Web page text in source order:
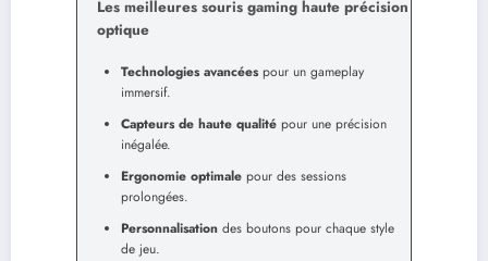
Les meilleures souris gaming haute précision
optique
Technologies avancéespour un gameplay
immersif.
Capteurs de haute qualité pour une précision
inégalée.
Ergonomie optimale pour des sessions
prolongées.
Personnalisation des boutons pour chaque style
de jeu.